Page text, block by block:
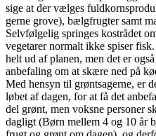
sige at der vælges
gerne grove), bælgfrugter samt
Selvfølgelig springes kostrådet
vegetarer normalt ikke spiser
helt ud af planen, men det er
anbefaling om at skære ned på
Med hensyn til grøntsagerne, er
løbet af dagen, for at få det
del grønt, men voksne personer
dagligt (Børn mellem 4 og 10 år